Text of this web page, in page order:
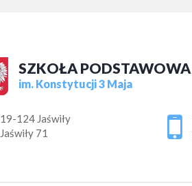
SZKOŁA PODSTAWOWA
im. Konstytucji 3 Maja
Adres pocztowy:
19-124 Jaświły
Jaświły 71